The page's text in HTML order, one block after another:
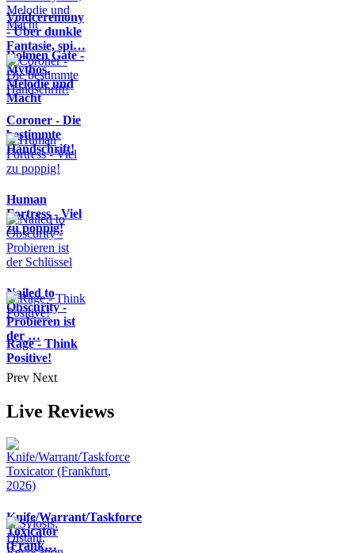
Voidceremony
- Über dunkle
Fantasie, spi…
Dolmen Gate -
Mythos,
Melodie und
Macht
Coroner - Die
bestimmte
Handschrift!
Human
Fortress - Viel
zu poppig!
Nailed to
Obscurity -
Probieren ist
der …
Rage - Think
Positive!
Prev Next
Live Reviews
Knife/Warrant/Taskforce
Toxicator
(Frank…